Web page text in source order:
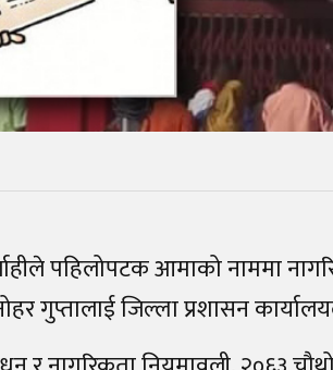
पहिलोपटक आमाको नाममा
गुप्तालाई जिल्ला प्रशासन